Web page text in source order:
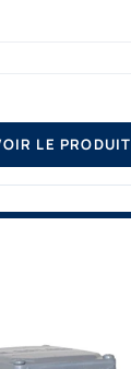
LE PRODUIT